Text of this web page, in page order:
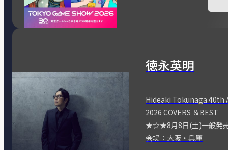
徳永英明
Hideaki Tokunaga 40th
2026 COVERS ＆BEST
★☆★8月8日(土)一般
会場：大阪・兵庫